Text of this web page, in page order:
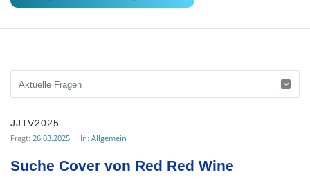
Musikforum
von
WieheisstdasLied.de
JJTV2025
Fragt: 26.03.2025 In: Allgemein
Suche Cover von Red Red Wine